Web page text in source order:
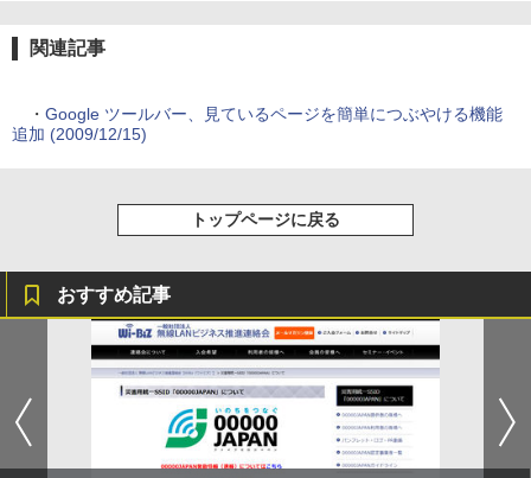
関連記事
・ Google ツールバー、見ているページを簡単につぶやける機能
追加 (2009/12/15)
トップページに戻る
おすすめ記事